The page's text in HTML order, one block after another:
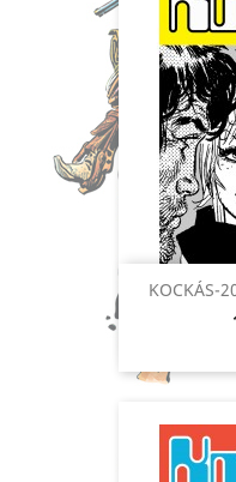
KOCKÁS-